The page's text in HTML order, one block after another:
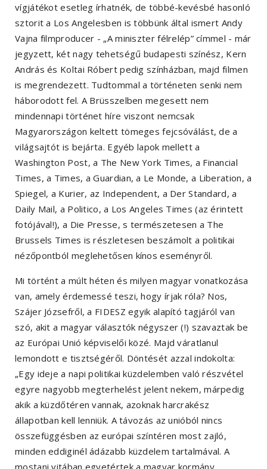
vígjátékot esetleg írhatnék, de többé-kevésbé hasonló
sztorit a Los Angelesben is többünk által ismert Andy
Vajna filmproducer - „A miniszter félrelép” címmel - már
jegyzett, két nagy tehetségű budapesti színész, Kern
András és Koltai Róbert pedig színházban, majd filmen
is megrendezett. Tudtommal a történeten senki nem
háborodott fel. A Brüsszelben megesett nem
mindennapi történet híre viszont nemcsak
Magyarországon keltett tömeges fejcsóválást, de a
világsajtót is bejárta. Egyéb lapok mellett a
Washington Post, a The New York Times, a Financial
Times, a Times, a Guardian, a Le Monde, a Liberation, a
Spiegel, a Kurier, az Independent, a Der Standard, a
Daily Mail, a Politico, a Los Angeles Times (az érintett
fotójával!), a Die Presse, s természetesen a The
Brussels Times is részletesen beszámolt a politikai
nézőpontból meglehetősen kínos eseményről.
Mi történt a múlt héten és milyen magyar vonatkozása
van, amely érdemessé teszi, hogy írjak róla? Nos,
Szájer Józsefről, a FIDESZ egyik alapító tagjáról van
szó, akit a magyar választók négyszer (!) szavaztak be
az Európai Unió képviselői közé. Majd váratlanul
lemondott e tisztségéről. Döntését azzal indokolta:
„Egy ideje a napi politikai küzdelemben való részvétel
egyre nagyobb megterhelést jelent nekem, márpedig
akik a küzdőtéren vannak, azoknak harcrakész
állapotban kell lenniük. A távozás az unióból nincs
összefüggésben az európai színtéren most zajló,
minden eddiginél ádázabb küzdelem tartalmával. A
mostani vitában egyetértek a magyar kormány